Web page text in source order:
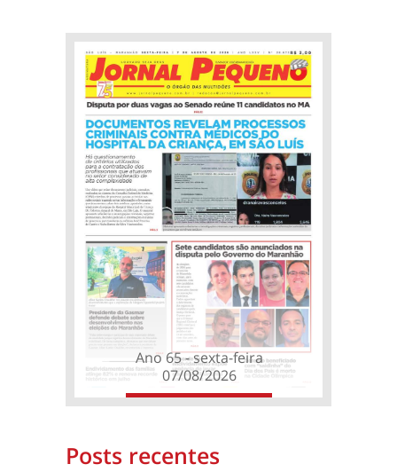
Ano 65 - sexta-feira
07/08/2026
Posts recentes